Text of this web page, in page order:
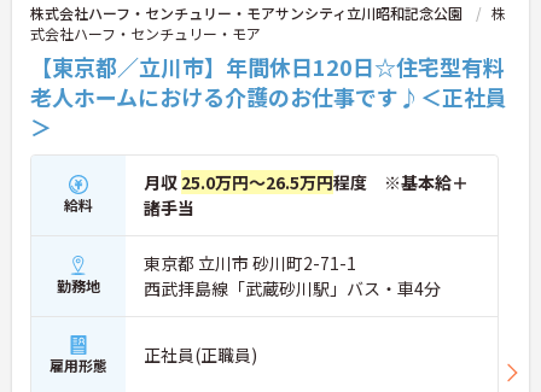
株式会社ハーフ・センチュリー・モアサンシティ立川昭和記念公園
株
式会社ハーフ・センチュリー・モア
【東京都／立川市】年間休日120日☆住宅型有料
老人ホームにおける介護のお仕事です♪＜正社員
＞
給料
月収 25.0万円～26.5万円程度 ※基本給＋
諸手当
勤務地
東京都 立川市 砂川町2-71-1
西武拝島線「武蔵砂川駅」バス・車4分
雇用形態 正社員(正職員)